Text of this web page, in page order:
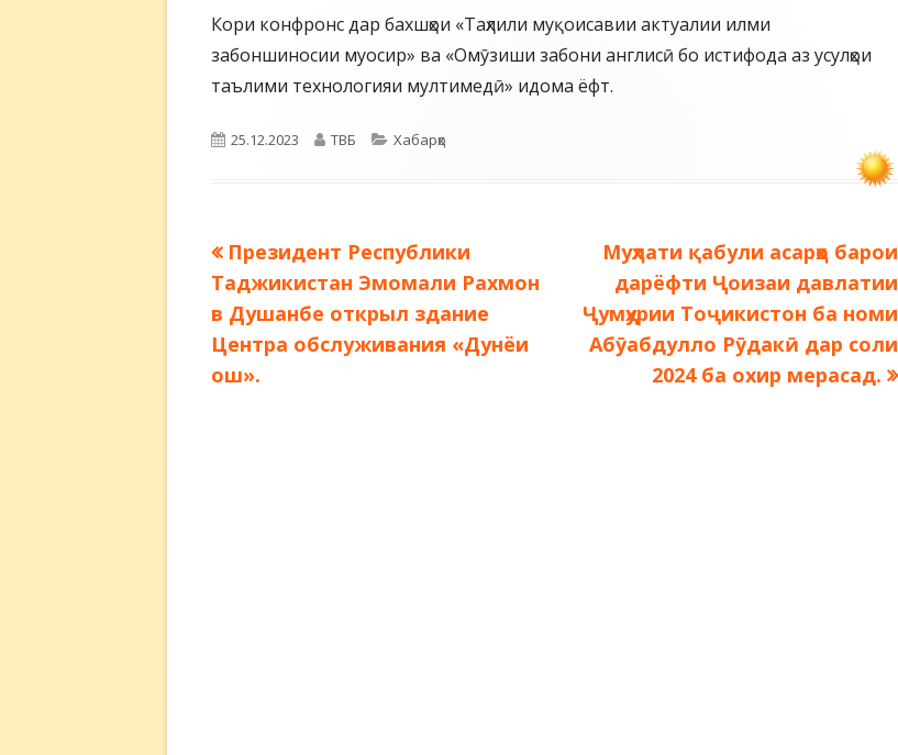
Кори конфронс дар бахшҳои «Таҳлили муқоисавии актуалии илми
забоншиносии муосир» ва «Омӯзиши забони англисӣ бо истифода аз усулҳои
таълими технологияи мултимедӣ» идома ёфт.
Опубликовано
25.12.2023 Автор
ТВБ Рубрики
Хабарҳо
Навигация
по
записям
Предыдущая
запись:
Президент Республики
Таджикистан Эмомали Рахмон
в Душанбе открыл здание
Центра обслуживания «Дунёи
ош».
Следующая
запись:
Муҳлати қабули асарҳо барои
дарёфти Ҷоизаи давлатии
Ҷумҳурии Тоҷикистон ба номи
Абӯабдулло Рӯдакӣ дар соли
2024 ба охир мерасад.